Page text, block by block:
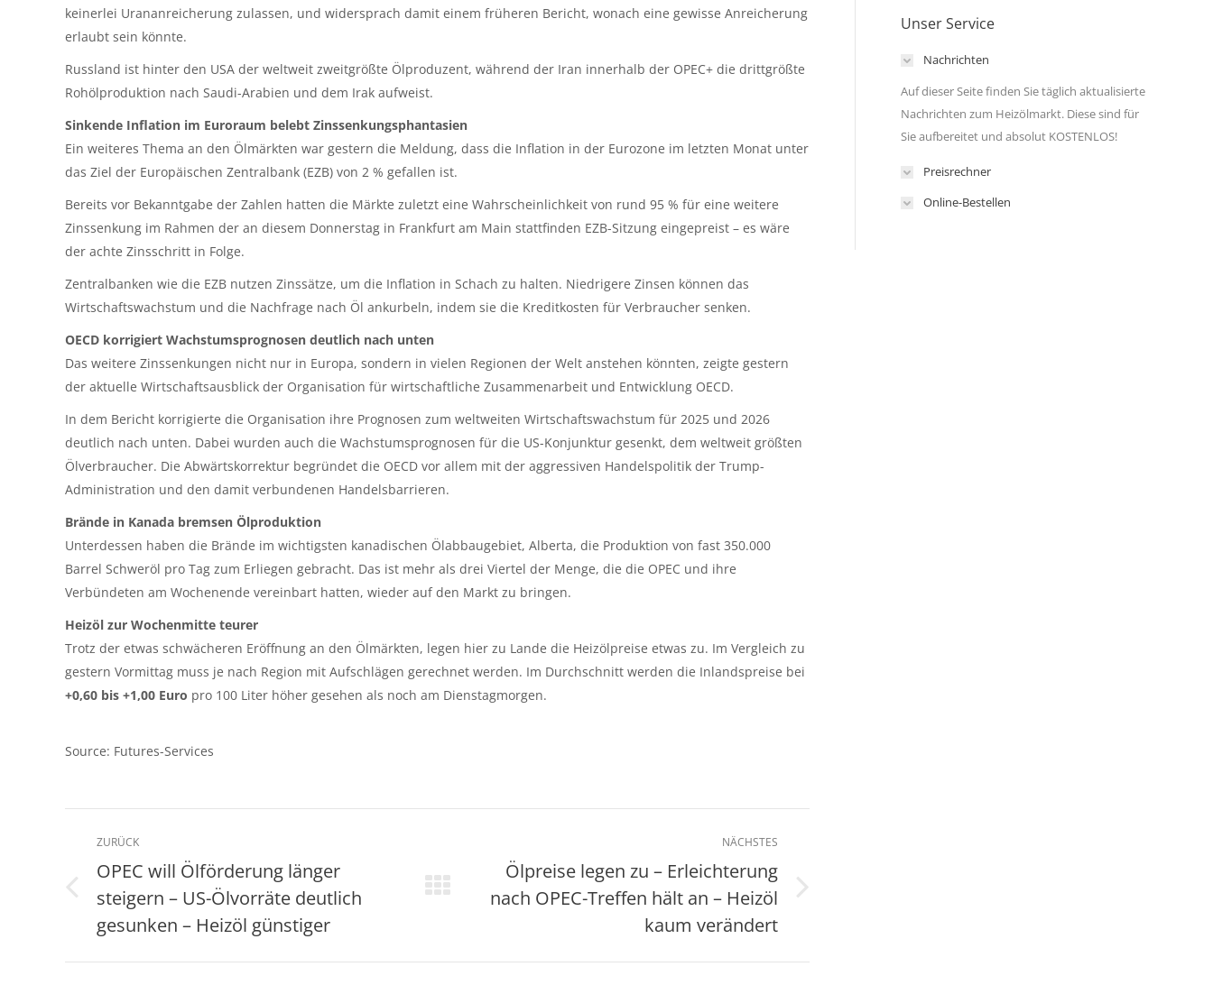
keinerlei Urananreicherung zulassen, und widersprach damit einem früheren Bericht, wonach eine gewisse Anreicherung
erlaubt sein könnte.
Russland ist hinter den USA der weltweit zweitgrößte Ölproduzent, während der Iran innerhalb der OPEC+ die drittgrößte
Rohölproduktion nach Saudi-Arabien und dem Irak aufweist.
Sinkende Inflation im Euroraum belebt Zinssenkungsphantasien
Ein weiteres Thema an den Ölmärkten war gestern die Meldung, dass die Inflation in der Eurozone im letzten Monat unter
das Ziel der Europäischen Zentralbank (EZB) von 2 % gefallen ist.
Bereits vor Bekanntgabe der Zahlen hatten die Märkte zuletzt eine Wahrscheinlichkeit von rund 95 % für eine weitere
Zinssenkung im Rahmen der an diesem Donnerstag in Frankfurt am Main stattfinden EZB-Sitzung eingepreist – es wäre
der achte Zinsschritt in Folge.
Zentralbanken wie die EZB nutzen Zinssätze, um die Inflation in Schach zu halten. Niedrigere Zinsen können das
Wirtschaftswachstum und die Nachfrage nach Öl ankurbeln, indem sie die Kreditkosten für Verbraucher senken.
OECD korrigiert Wachstumsprognosen deutlich nach unten
Das weitere Zinssenkungen nicht nur in Europa, sondern in vielen Regionen der Welt anstehen könnten, zeigte gestern
der aktuelle Wirtschaftsausblick der Organisation für wirtschaftliche Zusammenarbeit und Entwicklung OECD.
In dem Bericht korrigierte die Organisation ihre Prognosen zum weltweiten Wirtschaftswachstum für 2025 und 2026
deutlich nach unten. Dabei wurden auch die Wachstumsprognosen für die US-Konjunktur gesenkt, dem weltweit größten
Ölverbraucher. Die Abwärtskorrektur begründet die OECD vor allem mit der aggressiven Handelspolitik der Trump-
Administration und den damit verbundenen Handelsbarrieren.
Brände in Kanada bremsen Ölproduktion
Unterdessen haben die Brände im wichtigsten kanadischen Ölabbaugebiet, Alberta, die Produktion von fast 350.000
Barrel Schweröl pro Tag zum Erliegen gebracht. Das ist mehr als drei Viertel der Menge, die die OPEC und ihre
Verbündeten am Wochenende vereinbart hatten, wieder auf den Markt zu bringen.
Heizöl zur Wochenmitte teurer
Trotz der etwas schwächeren Eröffnung an den Ölmärkten, legen hier zu Lande die Heizölpreise etwas zu. Im Vergleich zu
gestern Vormittag muss je nach Region mit Aufschlägen gerechnet werden. Im Durchschnitt werden die Inlandspreise bei
+0,60 bis +1,00 Euro pro 100 Liter höher gesehen als noch am Dienstagmorgen.
Source: Futures-Services
Kommentarnavigation
ZURÜCK
Vorheriger
Beitrag:
OPEC will Ölförderung länger
steigern – US-Ölvorräte deutlich
gesunken – Heizöl günstiger
NÄCHSTES
Nächster
Ölpreise legen zu – Erleichterung
nach OPEC-Treffen hält an – Heizöl
kaum verändert
Unser Service
Nachrichten
Auf dieser Seite finden Sie täglich aktualisierte
Nachrichten zum Heizölmarkt. Diese sind für
Sie aufbereitet und absolut KOSTENLOS!
Preisrechner
Online-Bestellen